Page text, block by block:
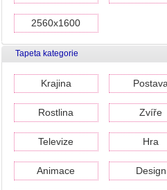
2560x1600
Tapeta kategorie
Krajina Postava
Rostlina Zvíře
Televize Hra
Animace Design